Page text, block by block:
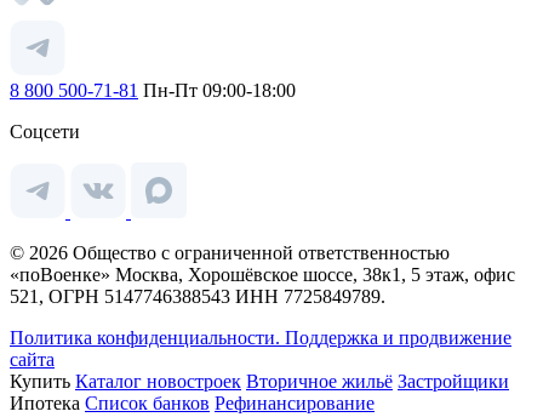
8 800 500-71-81 Пн-Пт 09:00-18:00
Соцсети
© 2026 Общество с ограниченной ответственностью
«поВоенке» Москва, Хорошёвское шоссе, 38к1, 5 этаж, офис
521, ОГРН 5147746388543 ИНН 7725849789.
Политика конфиденциальности. Поддержка и продвижение
сайта
Купить Каталог новостроек Вторичное жильё Застройщики
Ипотека Список банков Рефинансирование